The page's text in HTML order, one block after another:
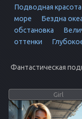
Подводная красота
море
Бездна
обстановка
оттенки
Фантастическая
Girl